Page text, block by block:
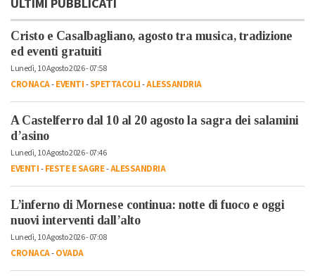
ULTIMI PUBBLICATI
Cristo e Casalbagliano, agosto tra musica, tradizione
ed eventi gratuiti
Lunedì, 10 Agosto 2026 - 07:58
CRONACA-EVENTI-SPETTACOLI-ALESSANDRIA
A Castelferro dal 10 al 20 agosto la sagra dei salamini
d’asino
Lunedì, 10 Agosto 2026 - 07:46
EVENTI-FESTE E SAGRE-ALESSANDRIA
L’inferno di Mornese continua: notte di fuoco e oggi
nuovi interventi dall’alto
Lunedì, 10 Agosto 2026 - 07:08
CRONACA-OVADA